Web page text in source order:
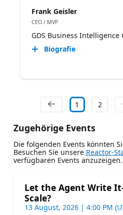
Frank Geisler
CEO / MVP
GDS Business Intelligence
Biografie
1 2
Zugehörige Events
Die folgenden Events könnten
Besuchen Sie unsere Reactor-
verfügbaren Events anzuzeigen.
Let the Agent Write
Scale?
13 August, 2026 | 4:00 PM